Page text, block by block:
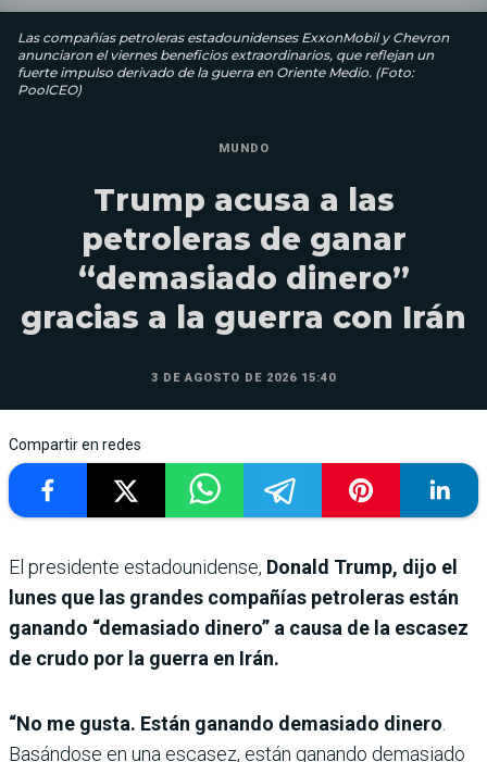
Las compañías petroleras estadounidenses ExxonMobil y Chevron
anunciaron el viernes beneficios extraordinarios, que reflejan un
fuerte impulso derivado de la guerra en Oriente Medio. (Foto:
PoolCEO)
MUNDO
Trump acusa a las
petroleras de ganar
“demasiado dinero”
gracias a la guerra con Irán
3 DE AGOSTO DE 2026 15:40
Compartir en redes
El presidente estadounidense, Donald Trump, dijo el
lunes que las grandes compañías petroleras están
ganando “demasiado dinero” a causa de la escasez
de crudo por la guerra en Irán.
“No me gusta. Están ganando demasiado dinero
Basándose en una escasez, están ganando demasiado